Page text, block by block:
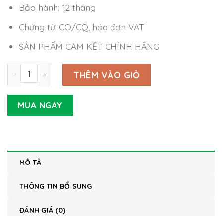
Bảo hành: 12 tháng
Chứng từ: CO/CQ, hóa đơn VAT
SẢN PHẨM CAM KẾT CHÍNH HÃNG
Nguồn tổ ong SD-25A-24 Meanwell số lượng
THÊM VÀO GIỎ
MUA NGAY
MÔ TẢ
THÔNG TIN BỔ SUNG
ĐÁNH GIÁ (0)